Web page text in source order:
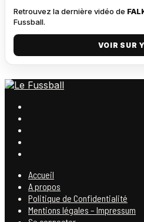
Retrouvez la dernière vidéo de
Fussball.
VOIR SUR
Accueil
A propos
Politique de Confidentialité
Mentions légales – Impressum